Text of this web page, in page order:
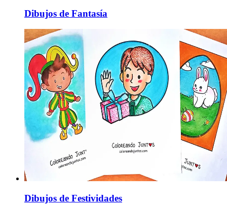
Dibujos de Fantasía
Dibujos de Festividades